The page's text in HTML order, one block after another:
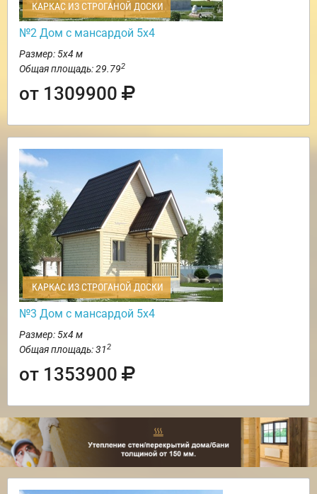
КАРКАС ИЗ СТРОГАНОЙ ДОСКИ
№2 Дом с мансардой 5х4
Размер: 5х4 м
Общая площадь: 29.792
от 1309900
КАРКАС ИЗ СТРОГАНОЙ ДОСКИ
№3 Дом с мансардой 5х4
Размер: 5х4 м
Общая площадь: 312
от 1353900